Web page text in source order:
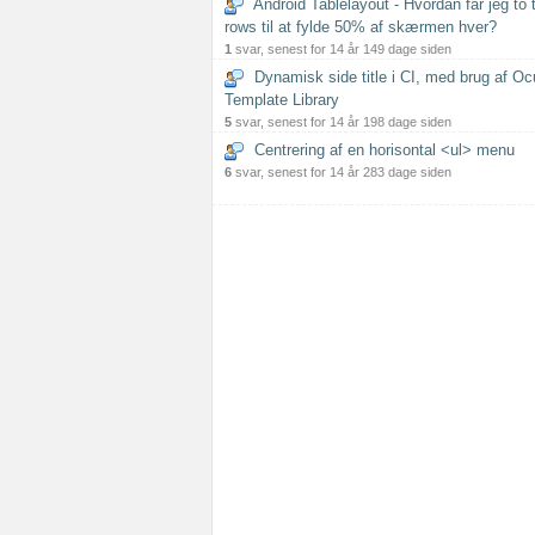
Android Tablelayout - Hvordan får jeg to
rows til at fylde 50% af skærmen hver?
1 svar, senest for 14 år 149 dage siden
Dynamisk side title i CI, med brug af
Template Library
5 svar, senest for 14 år 198 dage siden
Centrering af en horisontal <ul> menu
6 svar, senest for 14 år 283 dage siden